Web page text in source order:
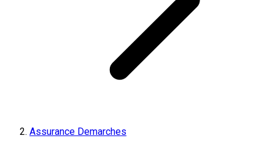
Assurance Demarches